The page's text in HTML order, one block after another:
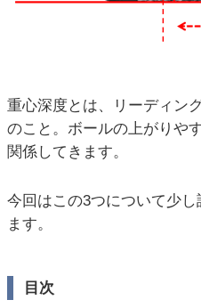
重心深度とは、リーディン
のこと。ボールの上がりや
関係してきます。
今回はこの3つについて少
ます。
目次